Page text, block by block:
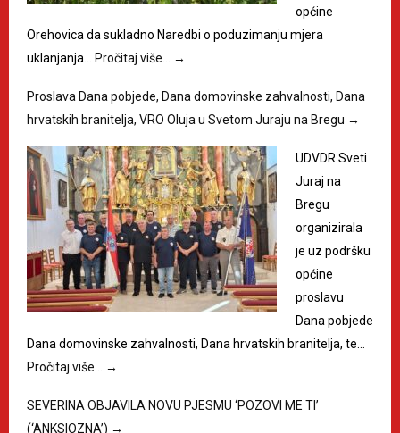
općine
Orehovica da sukladno Naredbi o poduzimanju mjera
uklanjanja…
Pročitaj više… →
Proslava Dana pobjede, Dana domovinske zahvalnosti, Dana
hrvatskih branitelja, VRO Oluja u Svetom Juraju na Bregu →
UDVDR Sveti
Juraj na
Bregu
organizirala
je uz podršku
općine
proslavu
Dana pobjede
Dana domovinske zahvalnosti, Dana hrvatskih branitelja, te…
Pročitaj više…
→
SEVERINA OBJAVILA NOVU PJESMU ‘POZOVI ME TI’
(‘ANKSIOZNA’) →